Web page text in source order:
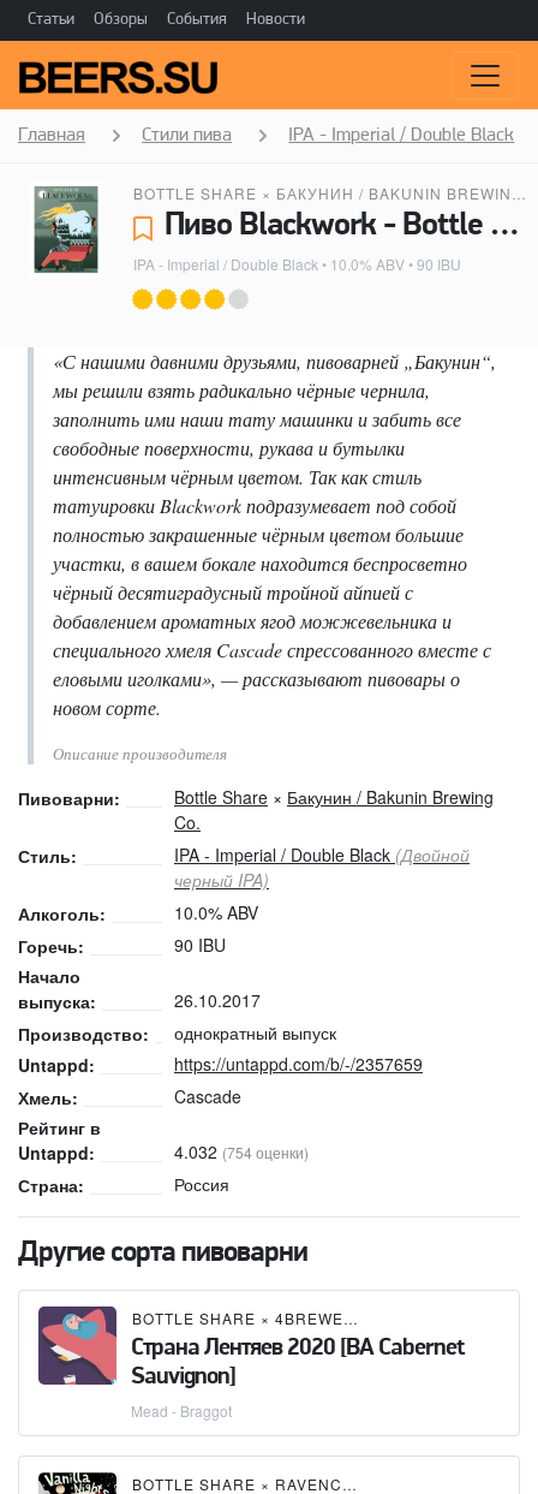
Статьи Обзоры События Новости
Главная Стили пива IPA - Imperial / Double Black
BOTTLE SHARE × БАКУНИН / BAKUNIN BREWING CO.
Пиво Blackwork - Bottle Share, Бакунин / Bakunin Brewing Co.
IPA - Imperial / Double Black • 10.0% ABV • 90 IBU
«С нашими давними друзьями, пивоварней „Бакунин“,
мы решили взять радикально чёрные чернила,
заполнить ими наши тату машинки и забить все
свободные поверхности, рукава и бутылки
интенсивным чёрным цветом. Так как стиль
татуировки Blackwork подразумевает под собой
полностью закрашенные чёрным цветом большие
участки, в вашем бокале находится беспросветно
чёрный десятиградусный тройной айпией с
добавлением ароматных ягод можжевельника и
специального хмеля Cascade спрессованного вместе с
еловыми иголками», — рассказывают пивовары о
новом сорте.
Описание производителя
Пивоварни: Bottle Share × Бакунин / Bakunin Brewing
Co.
Стиль:
IPA - Imperial / Double Black (Двойной
черный IPA)
Алкоголь:
10.0% ABV
Горечь:
90 IBU
Начало
выпуска:
26.10.2017
Производство:
однократный выпуск
Untappd:
https://untappd.com/b/-/2357659
Хмель:
Cascade
Рейтинг в
Untappd:
4.032 (754 оценки)
Страна: Россия
Другие сорта пивоварни
BOTTLE SHARE × 4BREWERS / 4 ПИВОВАРА
Страна Лентяев 2020 [BA Cabernet
Sauvignon]
Mead - Braggot
BOTTLE SHARE × RAVENCRAFT